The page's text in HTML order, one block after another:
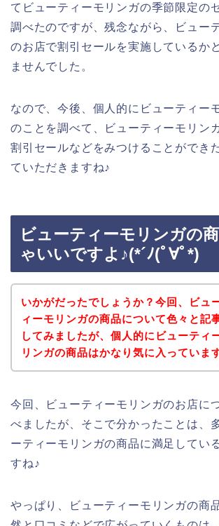
てビューティーモリンガの季節限定の
調べたのですが、残念ながら、ビュー
のお店で割引セールを実施しているか
ませんでした。
なので、今後、個人的にビューティー
のことを調べて、ビューティーモリン
割引セールなどをみつけることができ
ていただきますね♪
ビューティーモリンガの
ゃいいですよ♪(*´ﾉ(ﾟ∀ﾟ*)
いかがだったでしょうか？今回、ビュ
ィーモリンガの商品について色々と記
してみましたが、個人的にビューティ
リンガの商品はかなり気に入っていま
今回、ビューティーモリンガのお店に
べましたが、そこで分かったことは、
ーティーモリンガの商品に満足してい
すね♪
やっぱり、ビューティーモリンガの商